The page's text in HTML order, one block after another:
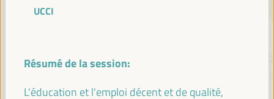
María Jesús
Montero
Cuadrado
Intérieur, Dialogue social
UCCI
Résumé de la session:
L'éducation et l'emploi décent et de qualité,